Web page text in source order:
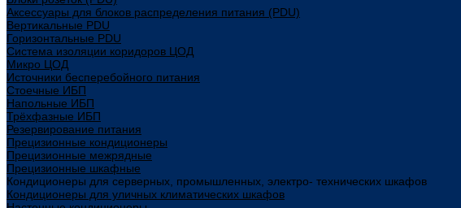
Аксессуары для блоков распределения питания (PDU)
Вертикальные PDU
Горизонтальные PDU
Система изоляции коридоров ЦОД
Микро ЦОД
Источники бесперебойного питания
Стоечные ИБП
Напольные ИБП
Трёхфазные ИБП
Резервирование питания
Прецизионные кондиционеры
Прецизионные межрядные
Прецизионные шкафные
Кондиционеры для серверных, промышленных, электро- технических шкафов
Кондиционеры для уличных климатических шкафов